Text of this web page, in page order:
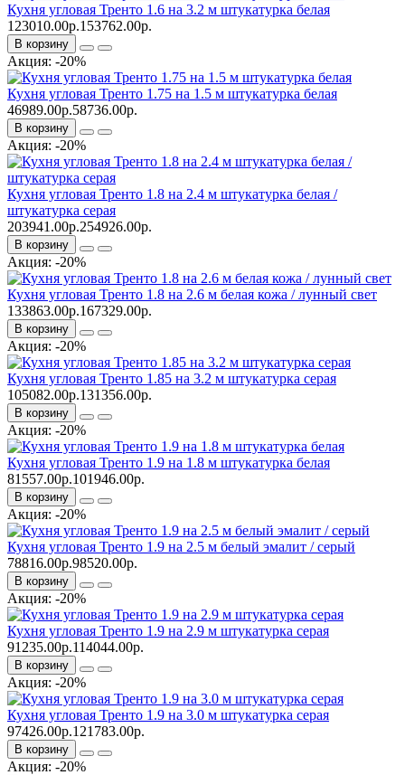
Кухня угловая Тренто 1.6 на 3.2 м штукатурка белая
123010.00р.153762.00р.
В корзину
Акция: -20%
Кухня угловая Тренто 1.75 на 1.5 м штукатурка белая
46989.00р.58736.00р.
В корзину
Акция: -20%
Кухня угловая Тренто 1.8 на 2.4 м штукатурка белая /
штукатурка серая
203941.00р.254926.00р.
В корзину
Акция: -20%
Кухня угловая Тренто 1.8 на 2.6 м белая кожа / лунный свет
133863.00р.167329.00р.
В корзину
Акция: -20%
Кухня угловая Тренто 1.85 на 3.2 м штукатурка серая
105082.00р.131356.00р.
В корзину
Акция: -20%
Кухня угловая Тренто 1.9 на 1.8 м штукатурка белая
81557.00р.101946.00р.
В корзину
Акция: -20%
Кухня угловая Тренто 1.9 на 2.5 м белый эмалит / серый
78816.00р.98520.00р.
В корзину
Акция: -20%
Кухня угловая Тренто 1.9 на 2.9 м штукатурка серая
91235.00р.114044.00р.
В корзину
Акция: -20%
Кухня угловая Тренто 1.9 на 3.0 м штукатурка серая
97426.00р.121783.00р.
В корзину
Акция: -20%